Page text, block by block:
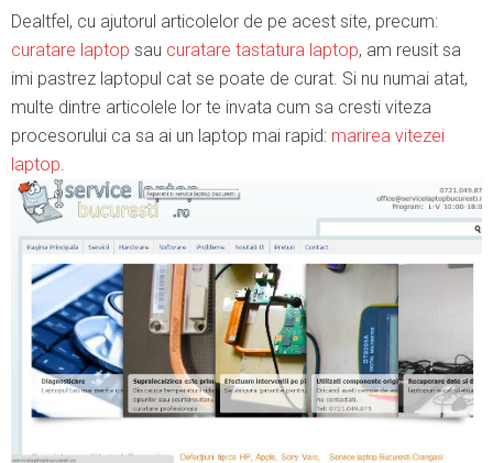
Dealtfel, cu ajutorul articolelor de pe acest site, precum:
curatare laptop sau curatare tastatura laptop, am reusit sa
imi pastrez laptopul cat se poate de curat. Si nu numai atat,
multe dintre articolele lor te invata cum sa cresti viteza
procesorului ca sa ai un laptop mai rapid: marirea vitezei
laptop.